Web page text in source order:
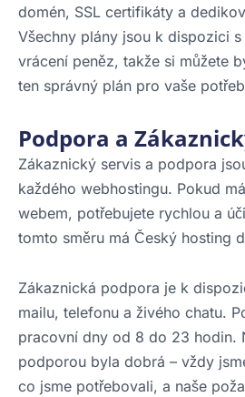
domén, SSL certifikáty a
Všechny plány jsou k dispozici
vrácení peněz, takže si můžete
ten správný plán pro vaše
Podpora a
Zákaznický servis a podpora
každého webhostingu. Pokud
webem, potřebujete rychlou a
tomto směru má Český hosting
Zákaznická podpora je k
mailu, telefonu a živého chatu.
pracovní dny od 8 do 23 hodin.
podporou byla dobrá – vždy
co jsme potřebovali, a naše